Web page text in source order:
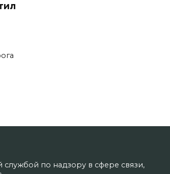
службой по надзору в сфере связи,